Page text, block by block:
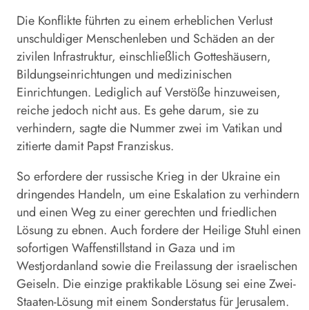
Die Konflikte führten zu einem erheblichen Verlust
unschuldiger Menschenleben und Schäden an der
zivilen Infrastruktur, einschließlich Gotteshäusern,
Bildungseinrichtungen und medizinischen
Einrichtungen. Lediglich auf Verstöße hinzuweisen,
reiche jedoch nicht aus. Es gehe darum, sie zu
verhindern, sagte die Nummer zwei im Vatikan und
zitierte damit Papst Franziskus.
So erfordere der russische Krieg in der Ukraine ein
dringendes Handeln, um eine Eskalation zu verhindern
und einen Weg zu einer gerechten und friedlichen
Lösung zu ebnen. Auch fordere der Heilige Stuhl einen
sofortigen Waffenstillstand in Gaza und im
Westjordanland sowie die Freilassung der israelischen
Geiseln. Die einzige praktikable Lösung sei eine Zwei-
Staaten-Lösung mit einem Sonderstatus für Jerusalem.